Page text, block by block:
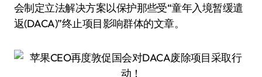
会制定立法解决方案以保护那些受“童年入境暂缓遣
返(DACA)”终止项目影响群体的文章。